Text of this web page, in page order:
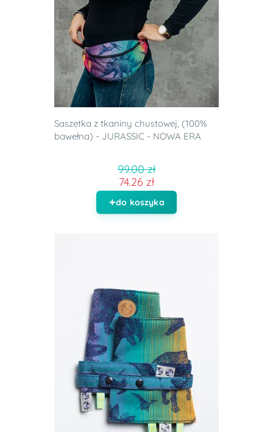
Saszetka z tkaniny chustowej, (100%
bawełna) - JURASSIC - NOWA ERA
99.00 zł
74.26 zł
do koszyka